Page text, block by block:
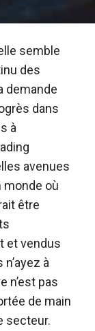
semble
des
demande
dans
à
avenues
monde où
être
et vendus
à
n’est pas
de main
secteur.